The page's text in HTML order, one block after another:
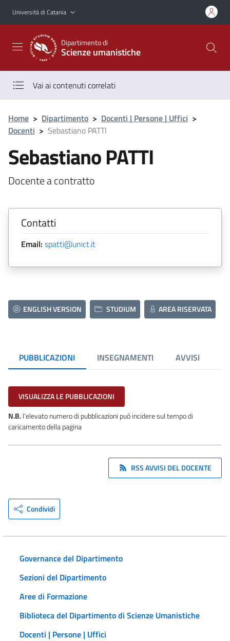
Vai al contenuto principale
Vai al menu di navigazione
Università di Catania
Dipartimento di
Scienze umanistiche
Vai ai contenuti correlati
Home > Dipartimento > Docenti | Persone | Uffici >
Docenti > Sebastiano PATTI
Sebastiano PATTI
Docente a contratto
Contatti
Email: spatti@unict.it
ENGLISH VERSION STUDIUM AREA RISERVATA
PUBBLICAZIONI INSEGNAMENTI AVVISI
VISUALIZZA LE PUBBLICAZIONI
N.B.l'elevato numero di pubblicazioni può incidere sul tempo di
caricamento della pagina
RSS AVVISI DEL DOCENTE
Condividi
Governance del Dipartimento
Sezioni del Dipartimento
Aree di Formazione
Biblioteca del Dipartimento di Scienze Umanistiche
Docenti | Persone | Uffici